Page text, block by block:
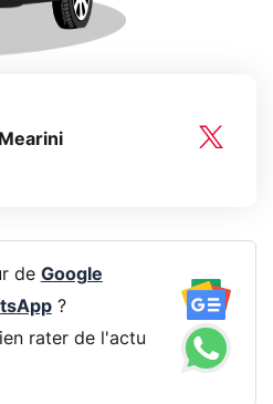
de Google
?
rater de l'actu